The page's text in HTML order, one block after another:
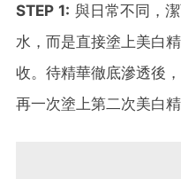
STEP 1: 與日常不同，
水，而是直接塗上美白
收。待精華徹底滲透後
再一次塗上第二次美白